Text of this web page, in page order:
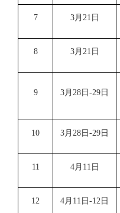
7 3月21日
8 3月21日
9 3月28日-29日
10 3月28日-29日
11 4月11日
12 4月11日-12日